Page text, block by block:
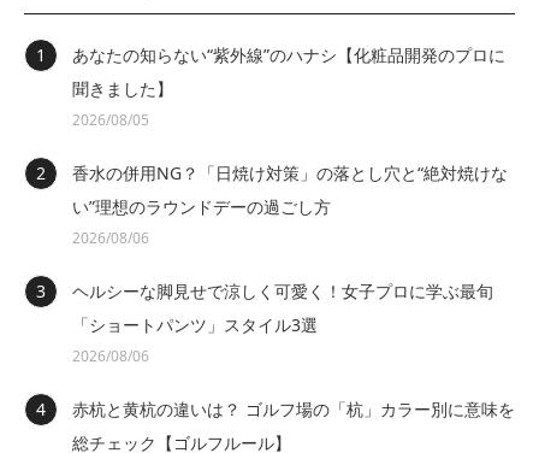
あなたの知らない“紫外線”のハナシ【化粧品開発のプロに
聞きました】
2026/08/05
香水の併用NG？「日焼け対策」の落とし穴と“絶対焼けな
い”理想のラウンドデーの過ごし方
2026/08/06
ヘルシーな脚見せで涼しく可愛く！女子プロに学ぶ最旬
「ショートパンツ」スタイル3選
2026/08/06
赤杭と黄杭の違いは？ ゴルフ場の「杭」カラー別に意味を
総チェック【ゴルフルール】